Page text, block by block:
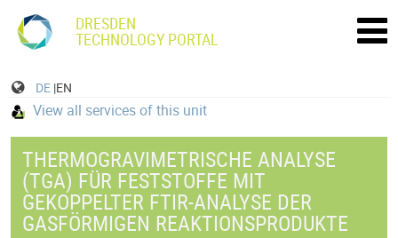
DRESDEN
TECHNOLOGY PORTAL
DE |EN
View all services of this unit
THERMOGRAVIMETRISCHE ANALYSE
(TGA) FÜR FESTSTOFFE MIT
GEKOPPELTER FTIR-ANALYSE DER
GASFÖRMIGEN REAKTIONSPRODUKTE